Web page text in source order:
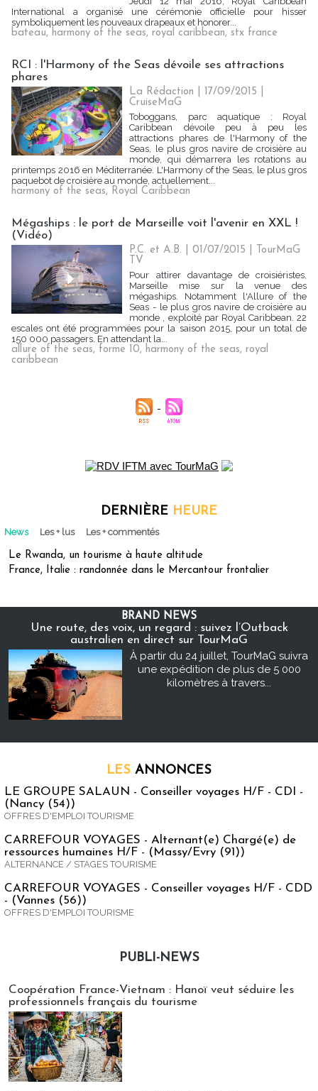
International a organisé une cérémonie officielle pour hisser
symboliquement les nouveaux drapeaux et honorer...
bateau, harmony of the seas, royal caribbean, stx france
RCI : l'Harmony of the Seas dévoile ses attractions
phares
La Rédaction | 17/09/2015
CruiseMaG
Toboggans, parc aquatique : Royal
Caribbean dévoile peu à peu les
attractions phares de l'Harmony of the
Seas, le plus gros navire de croisière au
monde, qui démarrera les rotations au
printemps 2016 en Méditerranée. L'Harmony of the Seas, le plus gros
paquebot de croisière au monde, actuellement...
harmony of the seas, Royal Caribbean
Mégaships : le port de Marseille voit l'avenir en XXL !
(Vidéo)
P.C. et A.B. | 01/07/2015
TourMaG
TV
Pour attirer davantage de croisiéristes,
Marseille mise sur la venue des
mégaships. Notamment l'Allure of the
Seas - le plus gros navire de croisière au
monde , exploité par Royal Caribbean. 22
escales ont été programmées pour la saison 2015, pour un total de
150 000 passagers. En attendant la...
allure of the seas, forme 10, harmony of the seas, royal
caribbean
DERNIÈRE HEURE
News Les + lus Les + commentés
Le Rwanda, un tourisme à haute altitude
France, Italie : randonnée dans le Mercantour frontalier
BRAND NEWS
Une route, des voix, un regard : suivez l’Outback
australien en direct sur TourMaG
À partir du 24 juillet, TourMaG suivra
une expédition de plus de 5 000
kilomètres à travers...
LES ANNONCES
LE GROUPE SALAUN - Conseiller voyages H/F - CDI -
(Nancy (54))
OFFRES D'EMPLOI TOURISME
CARREFOUR VOYAGES - Alternant(e) Chargé(e) de
ressources humaines H/F - (Massy/Evry (91))
ALTERNANCE / STAGES TOURISME
CARREFOUR VOYAGES - Conseiller voyages H/F - CDD
- (Vannes (56))
OFFRES D'EMPLOI TOURISME
PUBLI-NEWS
Coopération France-Vietnam : Hanoï veut séduire les
professionnels français du tourisme